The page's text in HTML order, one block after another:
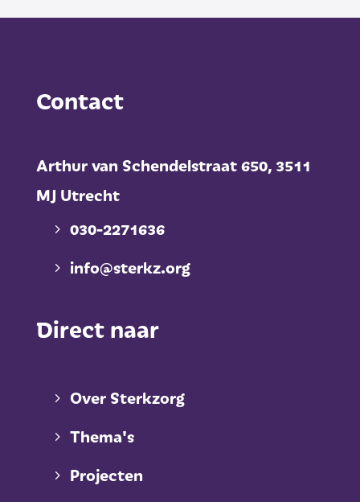
Contact
Arthur van Schendelstraat 650, 3511
MJ Utrecht
030-2271636
info@sterkz.org
Direct naar
Over Sterkzorg
Thema's
Projecten